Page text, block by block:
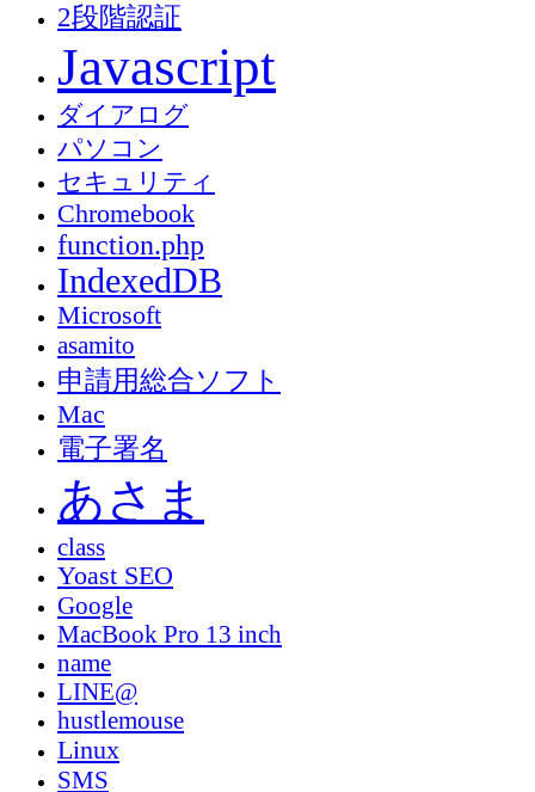
2段階認証
Javascript
ダイアログ
パソコン
セキュリティ
Chromebook
function.php
IndexedDB
Microsoft
asamito
申請用総合ソフト
Mac
電子署名
あさま
class
Yoast SEO
Google
MacBook Pro 13 inch
name
LINE@
hustlemouse
Linux
SMS